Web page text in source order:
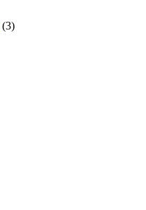
(3)